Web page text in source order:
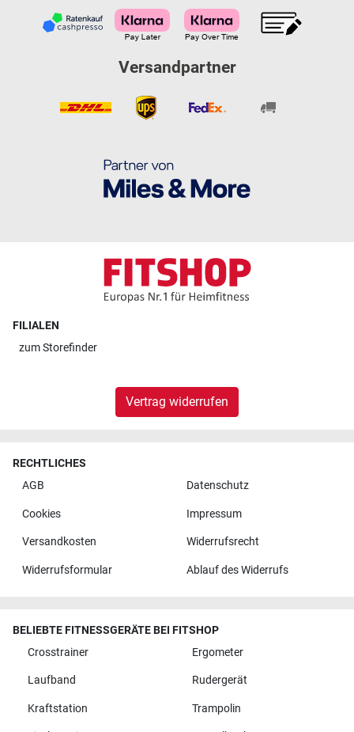
Versandpartner
FILIALEN
zumStorefinder
Vertrag widerrufen
RECHTLICHES
AGB
Datenschutz
Cookies Impressum
Versandkosten Widerrufsrecht
Widerrufsformular Ablauf des Widerrufs
BELIEBTE FITNESSGERÄTE BEI FITSHOP
Crosstrainer
Ergometer
Laufband Rudergerät
Kraftstation Trampolin